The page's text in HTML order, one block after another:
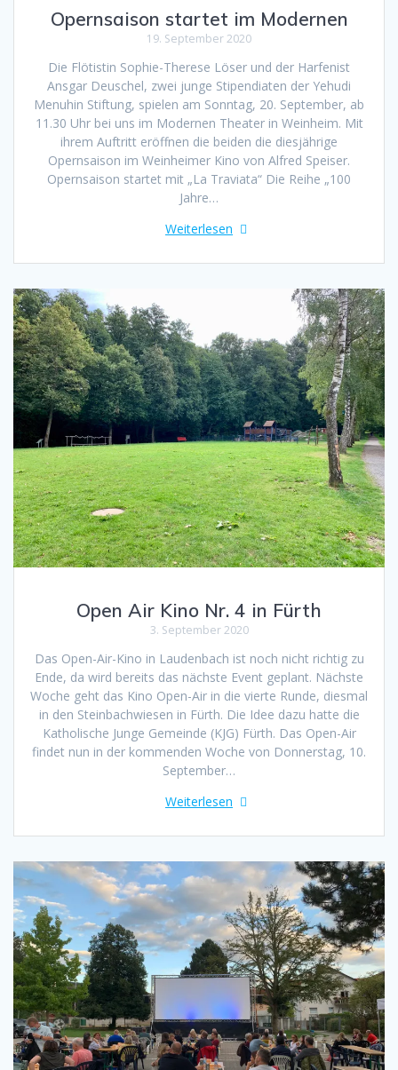
Opernsaison startet im Modernen
19. September 2020
Die Flötistin Sophie-Therese Löser und der Harfenist
Ansgar Deuschel, zwei junge Stipendiaten der Yehudi
Menuhin Stiftung, spielen am Sonntag, 20. September, ab
11.30 Uhr bei uns im Modernen Theater in Weinheim. Mit
ihrem Auftritt eröffnen die beiden die diesjährige
Opernsaison im Weinheimer Kino von Alfred Speiser.
Opernsaison startet mit „La Traviata“ Die Reihe „100
Jahre…
Weiterlesen
Open Air Kino Nr. 4 in Fürth
3. September 2020
Das Open-Air-Kino in Laudenbach ist noch nicht richtig zu
Ende, da wird bereits das nächste Event geplant. Nächste
Woche geht das Kino Open-Air in die vierte Runde, diesmal
in den Steinbachwiesen in Fürth. Die Idee dazu hatte die
Katholische Junge Gemeinde (KJG) Fürth. Das Open-Air
findet nun in der kommenden Woche von Donnerstag, 10.
September…
Weiterlesen